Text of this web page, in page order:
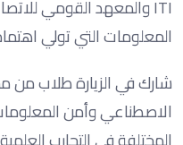
المعلومات التي تولي
شارك في الزيارة طلاب من
الاصطناعي وأمن